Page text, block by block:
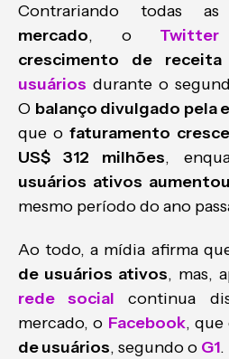
Contrariando todas
mercado, o Twitter
crescimento de receita
usuários durante o
O balanço divulgado pela
que ofaturamento
US$ 312 milhões,
usuários ativos
mesmo período do ano
Ao todo, a mídia afirma
de usuários ativos, mas,
rede social continua
mercado, o Facebook, que
de usuários, segundo o G1.